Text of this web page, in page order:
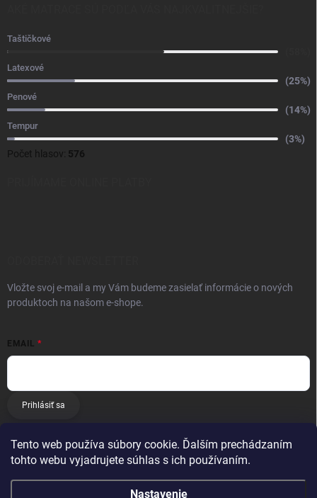
Tento web používa súbory cookie. Ďalším prechádzaním
tohto webu vyjadrujete súhlas s ich používaním.
Nastavenie
Taštičkové
Latexové
(25%)
Penové
(14%)
Tempur
(3%)
Počet hlasov: 576
Vložte svoj e-mail a my Vám budeme zasielať informácie o nových
produktoch na našom e-shope.
EMAIL
Prihlásiť sa